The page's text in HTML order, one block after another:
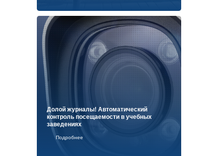
Долой журналы! Автоматический
контроль посещаемости в учебных
заведениях
Подробнее